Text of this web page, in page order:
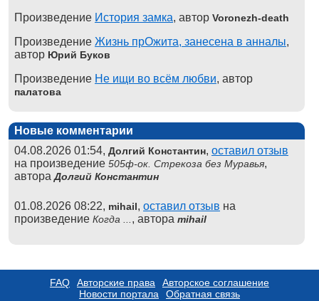
Произведение История замка, автор Voronezh-death
Произведение Жизнь прОжита, занесена в анналы,
автор Юрий Буков
Произведение Не ищи во всём любви, автор
палатова
Новые комментарии
04.08.2026 01:54, Долгий Константин, оставил отзыв
на произведение 505ф-ок. Стрекоза без Муравья,
автораДолгий Константин
01.08.2026 08:22, mihail, оставил отзыв на
произведение Когда ... , автора mihail
FAQ Авторские права
Авторское соглашение
Новости портала
Обратная связь